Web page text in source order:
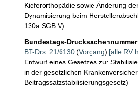
Kieferorthopädie sowie Änderung
Dynamisierung beim
130a SGB V)
Bundestags-
BT-Drs. 21/6130 (Vorgang) [alle RV
Entwurf eines Gesetzes zur
in der gesetzlichen
Beitragssatzstabilisierungsgesetz)